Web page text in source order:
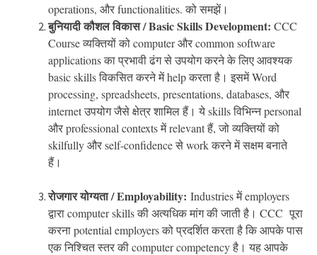
operations, और functionalities. को समझें।
बुनियादी कौशल विकास / Basic Skills Development: CCC
Courseव्यक्तियों को computer और common software
applications का प्रभावी ढंग से उपयोग करने के लिए आवश्यक
basic skills विकसित करने में help करता है। इसमें Word
processing, spreadsheets, presentations, databases, और
internet उपयोग जैसे क्षेत्र शामिल हैं। ये skills विभिन्न personal
और professional contexts में relevant हैं, जो व्यक्तियों को
skilfully और self-confidence से work करने में सक्षम बनाते
हैं।
रोजगार योग्यता / Employability: Industries में employers
द्वारा computer skills की अत्यधिक मांग की जाती है। CCC पूरा
करना potential employers को प्रदर्शित करता है कि आपके पास
एक निश्चित स्तर की computer competency है। यह आपके